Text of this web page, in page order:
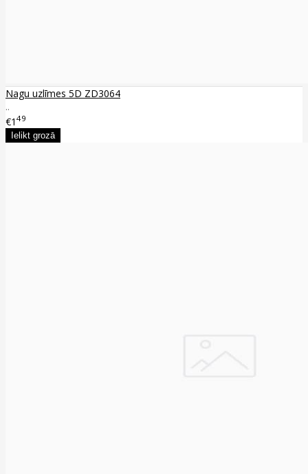
Nagu uzlīmes 5D ZD3064
..
€1 49